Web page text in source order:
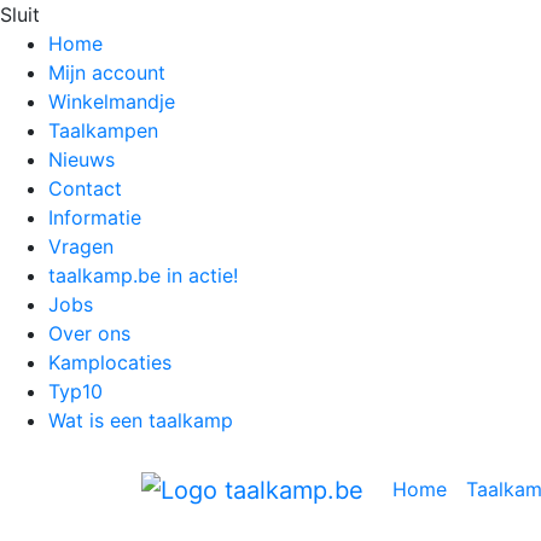
Sluit
Home
Mijn account
Winkelmandje
Taalkampen
Nieuws
Contact
Informatie
Vragen
taalkamp.be in actie!
Jobs
Over ons
Kamplocaties
Typ10
Wat is een taalkamp
Home